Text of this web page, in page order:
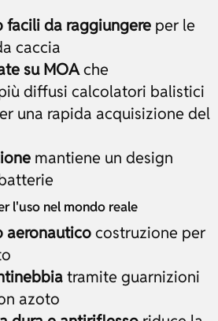
facili da raggiungere per le
caccia
su MOAche
diffusi calcolatori balistici
una rapida acquisizione del
mantiene un design
l'uso nel mondo reale
aeronauticocostruzione per
tramite guarnizioni
azoto